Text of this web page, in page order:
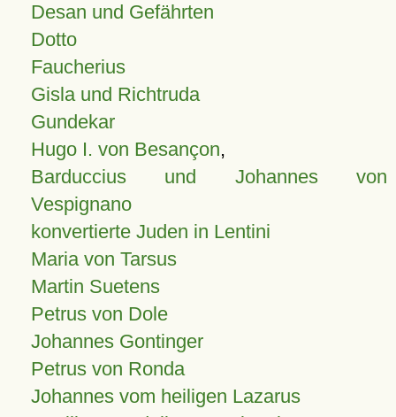
Desan und Gefährten
Dotto
Faucherius
Gisla und Richtruda
Gundekar
Hugo I. von Besançon,
Barduccius und Johannes von
Vespignano
konvertierte Juden in Lentini
Maria von Tarsus
Martin Suetens
Petrus von Dole
Johannes Gontinger
Petrus von Ronda
Johannes vom heiligen Lazarus